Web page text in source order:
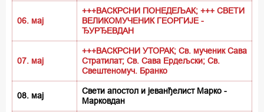
06. мај
+++ВАСКРСНИ ПОНЕДЕЉАК; +++ СВЕТИ
ВЕЛИКОМУЧЕНИК ГЕОРГИЈЕ -
ЂУРЂЕВДАН
07. мај
+++ВАСКРСНИ УТОРАК; Св. мученик Сава
Стратилат; Св. Сава Ердељски; Св.
Свештеномуч. Бранко
08. мај
Свети апостол и јеванђелист Марко -
Марковдан